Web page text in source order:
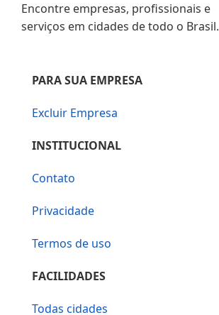
Encontre empresas, profissionais e
serviços em cidades de todo o Brasil.
PARA SUA EMPRESA
Excluir Empresa
INSTITUCIONAL
Contato
Privacidade
Termos de uso
FACILIDADES
Todas cidades